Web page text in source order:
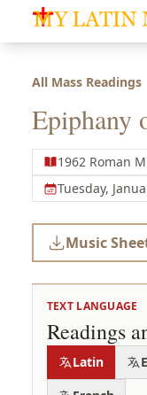
My Latin Mass -
All Mass Readings
Epiphany
1962 Roman
Tuesday,
Music
TEXT LANGUAGE
Readings
Latin